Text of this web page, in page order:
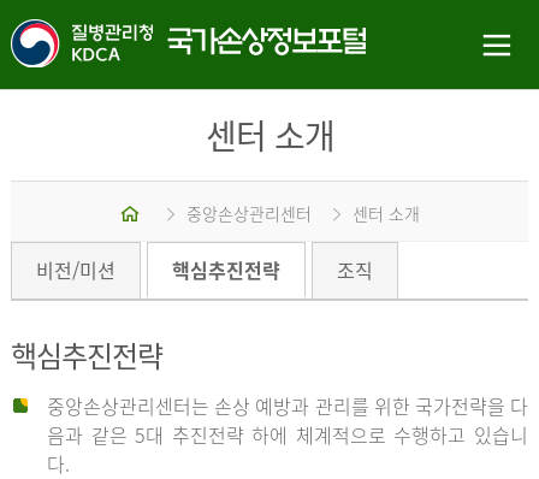
센터 소개
중앙손상관리센터 센터 소개
비전/미션 핵심추진전략 조직
핵심추진전략
중앙손상관리센터는 손상 예방과 관리를 위한 국가전략을 다
음과 같은 5대 추진전략 하에 체계적으로 수행하고 있습니
다.